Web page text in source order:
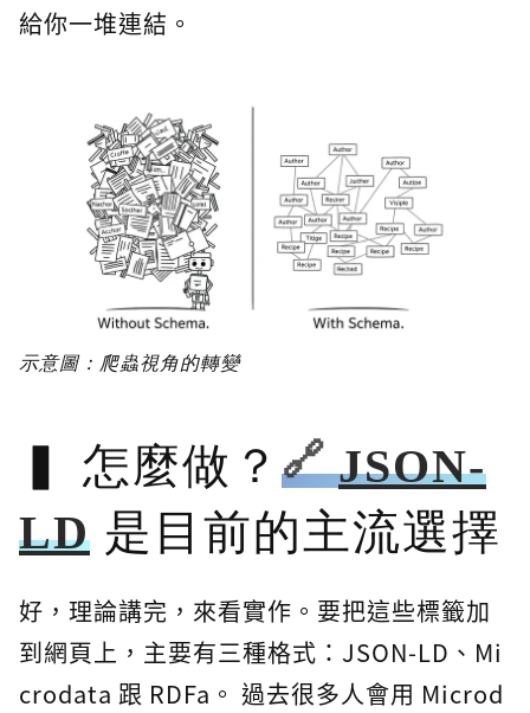
給你一堆連結。
示意圖：爬蟲視角的轉變
怎麼做？
JSON-
LD 是目前的主流選擇
好，理論講完，來看實作。要把這些標籤加
到網頁上，主要有三種格式：JSON-LD、Mi
crodata 跟 RDFa。 過去很多人會用 Microd